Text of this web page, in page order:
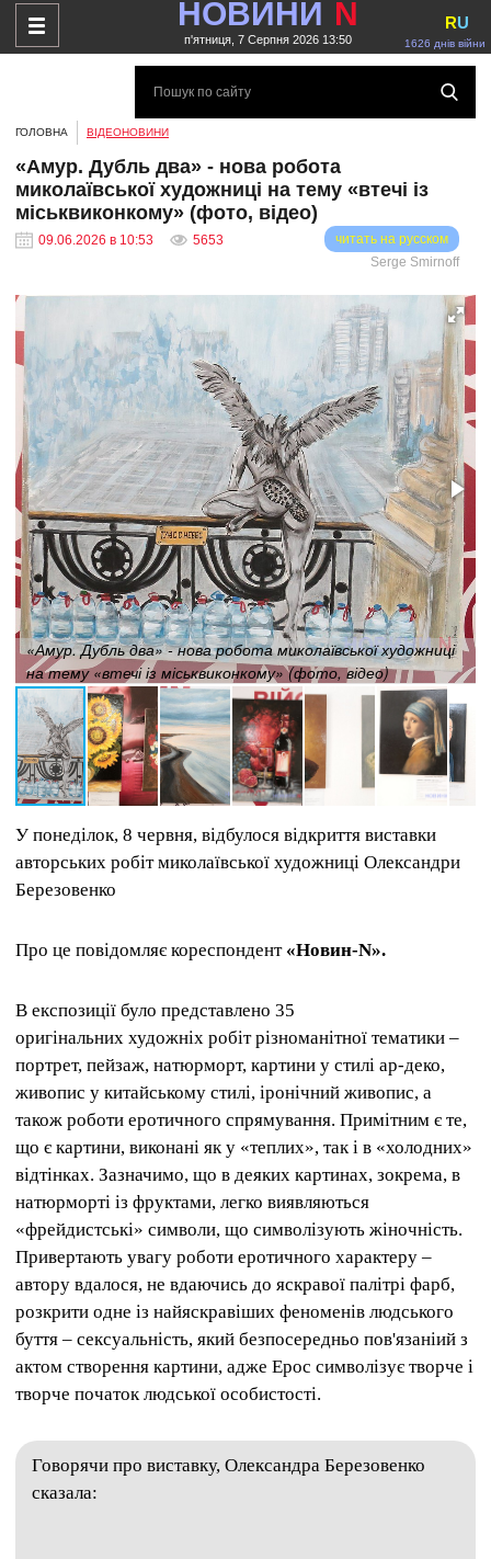
НОВИНИ N
п'ятниця, 7 Серпня 2026 13:50 1626 днів війни
RU
ГОЛОВНА ВІДЕОНОВИНИ
«Амур. Дубль два» - нова робота
миколаївської художниці на тему «втечі із
міськвиконкому» (фото, відео)
09.06.2026 в 10:53 5653
читать на русском
Serge Smirnoff
«Амур. Дубль два» - нова робота миколаївської художниці
на тему «втечі із міськвиконкому» (фото, відео)
У понеділок, 8 червня, відбулося відкриття виставки
авторських робіт миколаївської художниці Олександри
Березовенко
Про це повідомляє кореспондент «Новин-N».
В експозиції було представлено 35
оригінальних художніх робіт різноманітної тематики –
портрет, пейзаж, натюрморт, картини у стилі ар-деко,
живопис у китайському стилі, іронічний живопис, а
також роботи еротичного спрямування. Примітним є те,
що є картини, виконані як у «теплих», так і в «холодних»
відтінках. Зазначимо, що в деяких картинах, зокрема, в
натюрморті із фруктами, легко виявляються
«фрейдистські» символи, що символізують жіночність.
Привертають увагу роботи еротичного характеру –
автору вдалося, не вдаючись до яскравої палітрі фарб,
розкрити одне із найяскравіших феноменів людського
буття – сексуальність, який безпосередньо пов'язаніий з
актом створення картини, адже Ерос символізує творче і
творче початок людської особистості.
Говорячи про виставку, Олександра Березовенко
сказала: